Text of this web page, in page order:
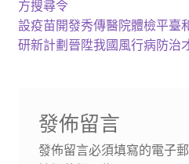
章
導
一
篇
文
方搜尋令
下
一
設疫苗開發秀傳醫院體檢平臺
研新計劃晉陞我國風行病防治
發佈留言
發佈留言必須填寫的電子